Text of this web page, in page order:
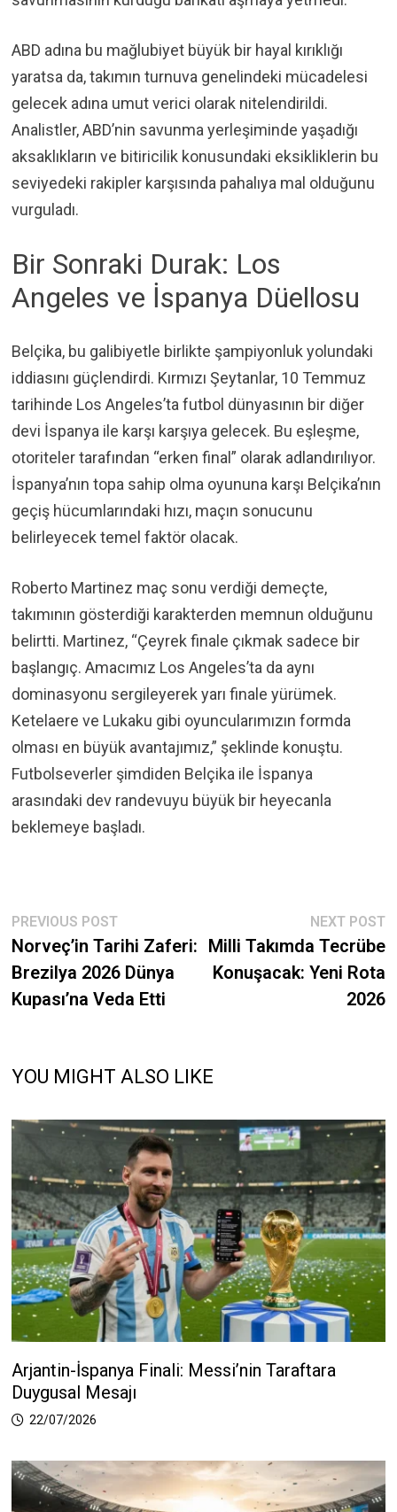
ABD adına bu mağlubiyet büyük bir hayal kırıklığı
yaratsa da, takımın turnuva genelindeki mücadelesi
gelecek adına umut verici olarak nitelendirildi.
Analistler, ABD’nin savunma yerleşiminde yaşadığı
aksaklıkların ve bitiricilik konusundaki eksikliklerin bu
seviyedeki rakipler karşısında pahalıya mal olduğunu
vurguladı.
Bir Sonraki Durak: Los
Angeles ve İspanya Düellosu
Belçika, bu galibiyetle birlikte şampiyonluk yolundaki
iddiasını güçlendirdi. Kırmızı Şeytanlar, 10 Temmuz
tarihinde Los Angeles’ta futbol dünyasının bir diğer
devi İspanya ile karşı karşıya gelecek. Bu eşleşme,
otoriteler tarafından “erken final” olarak adlandırılıyor.
İspanya’nın topa sahip olma oyununa karşı Belçika’nın
geçiş hücumlarındaki hızı, maçın sonucunu
belirleyecek temel faktör olacak.
Roberto Martinez maç sonu verdiği demeçte,
takımının gösterdiği karakterden memnun olduğunu
belirtti. Martinez, “Çeyrek finale çıkmak sadece bir
başlangıç. Amacımız Los Angeles’ta da aynı
dominasyonu sergileyerek yarı finale yürümek.
Ketelaere ve Lukaku gibi oyuncularımızın formda
olması en büyük avantajımız,” şeklinde konuştu.
Futbolseverler şimdiden Belçika ile İspanya
arasındaki dev randevuyu büyük bir heyecanla
beklemeye başladı.
Post
navigation
PREVIOUS POSTPrevious
post:
Norveç’in Tarihi Zaferi:
Brezilya 2026 Dünya
Kupası’na Veda Etti
NEXT POST
Milli Takımda Tecrübe
Konuşacak: Yeni Rota
2026
YOU MIGHT ALSO LIKE
Arjantin-İspanya Finali: Messi’nin Taraftara
Duygusal Mesajı
22/07/2026